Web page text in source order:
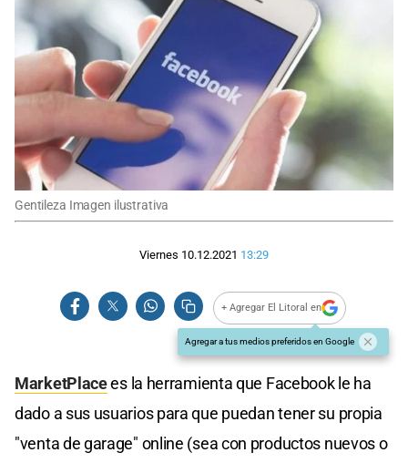
Gentileza Imagen ilustrativa
Viernes 10.12.2021 13:29
+ Agregar El Litoral en
Agregar a tus medios preferidos en Google
MarketPlacees la herramienta que Facebook le ha
dado a sus usuarios para que puedan tener su propia
"venta de garage" online (sea con productos nuevos o